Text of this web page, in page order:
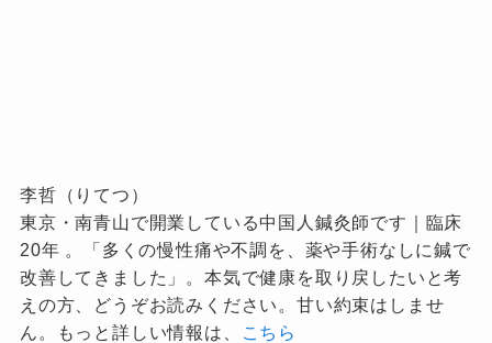
李哲（りてつ）
東京・南青山で開業している中国人鍼灸師です｜臨床
20年 。「多くの慢性痛や不調を、薬や手術なしに鍼で
改善してきました」。本気で健康を取り戻したいと考
えの方、どうぞお読みください。甘い約束はしませ
ん。もっと詳しい情報は、
こちら